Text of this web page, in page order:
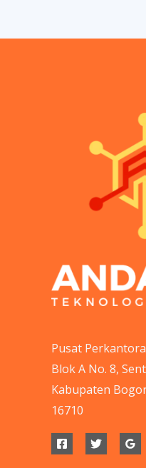
Pusat
Blok A No. 8,
Kabupaten
16710